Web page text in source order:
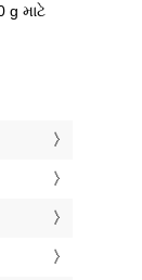
g માટે